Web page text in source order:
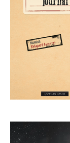
Videoavspiller